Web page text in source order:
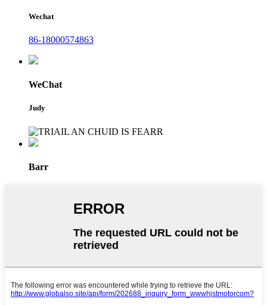
Wechat
86-18000574863
WeChat
Judy
Barr